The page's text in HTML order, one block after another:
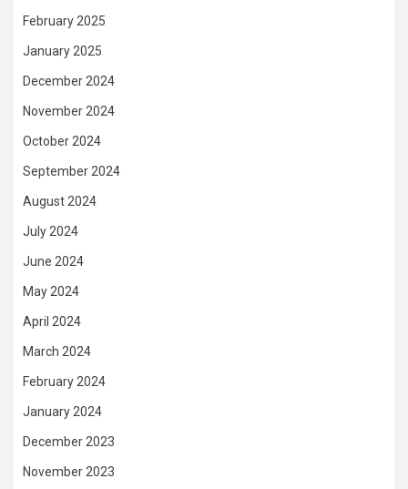
February 2025
January 2025
December 2024
November 2024
October 2024
September 2024
August 2024
July 2024
June 2024
May 2024
April 2024
March 2024
February 2024
January 2024
December 2023
November 2023